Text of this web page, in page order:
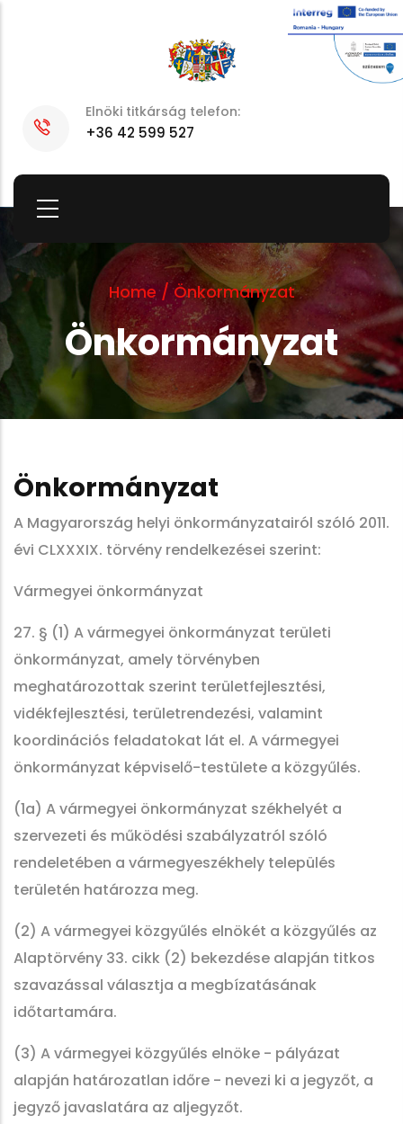
Elnöki titkárság telefon:
+36 42 599 527
Home / Önkormányzat
Önkormányzat
Önkormányzat
A Magyarország helyi önkormányzatairól szóló 2011.
évi CLXXXIX. törvény rendelkezései szerint:
Vármegyei önkormányzat
27. § (1) A vármegyei önkormányzat területi
önkormányzat, amely törvényben
meghatározottak szerint területfejlesztési,
vidékfejlesztési, területrendezési, valamint
koordinációs feladatokat lát el. A vármegyei
önkormányzat képviselő-testülete a közgyűlés.
(1a) A vármegyei önkormányzat székhelyét a
szervezeti és működési szabályzatról szóló
rendeletében a vármegyeszékhely település
területén határozza meg.
(2) A vármegyei közgyűlés elnökét a közgyűlés az
Alaptörvény 33. cikk (2) bekezdése alapján titkos
szavazással választja a megbízatásának
időtartamára.
(3) A vármegyei közgyűlés elnöke - pályázat
alapján határozatlan időre - nevezi ki a jegyzőt, a
jegyző javaslatára az aljegyzőt.